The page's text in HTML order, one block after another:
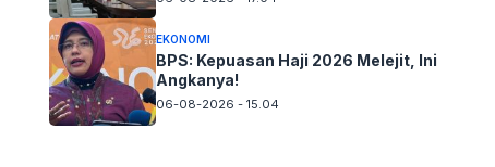
EKONOMI
BPS: Kepuasan Haji 2026 Melejit, Ini
Angkanya!
06-08-2026 - 15.04